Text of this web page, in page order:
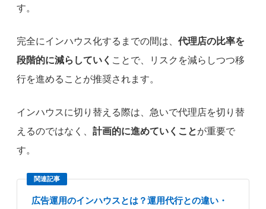
す。
完全にインハウス化するまでの間は、 代理店の比率を
段階的に減らしていく ことで、リスクを減らしつつ移
行を進めることが推奨されます。
インハウスに切り替える際は、急いで代理店を切り替
えるのではなく、 計画的に進めていくことが重要で
す。
関連記事
広告運用のインハウスとは？運用代行との違い・